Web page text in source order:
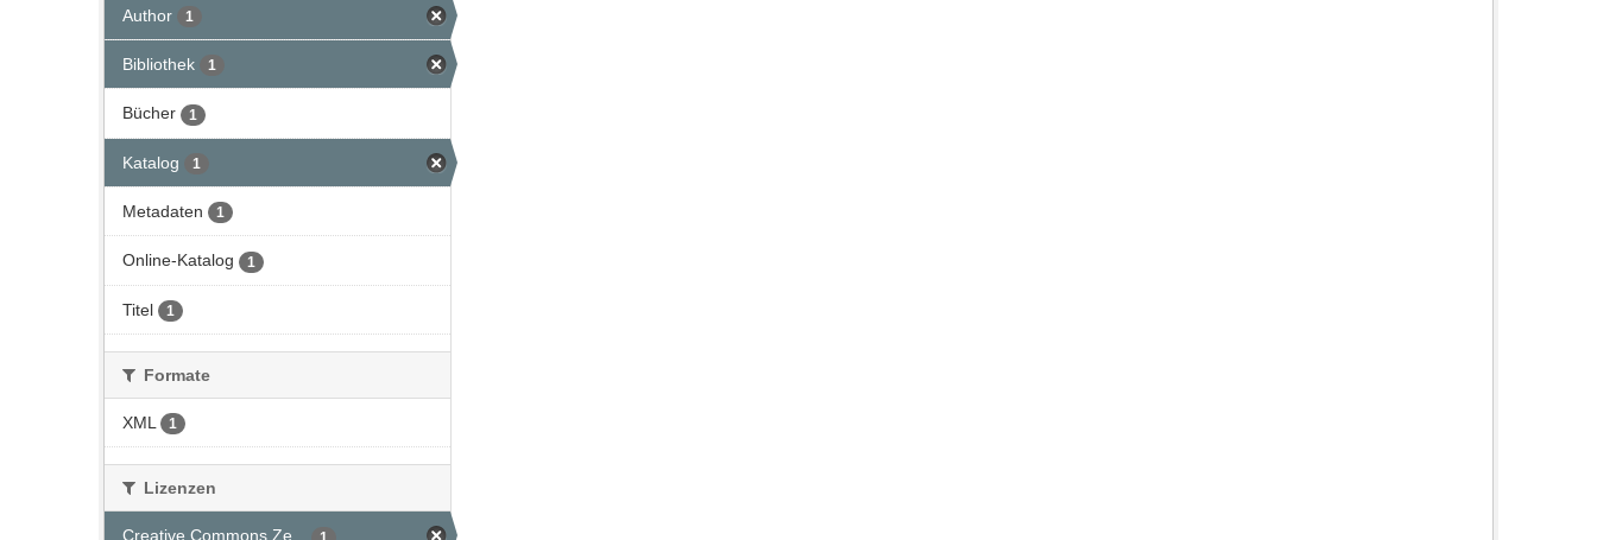
Author 1
Bibliothek 1
Bücher 1
Katalog 1
Metadaten 1
Online-Katalog 1
Titel 1
Formate
XML 1
Lizenzen
Creative Commons Ze...